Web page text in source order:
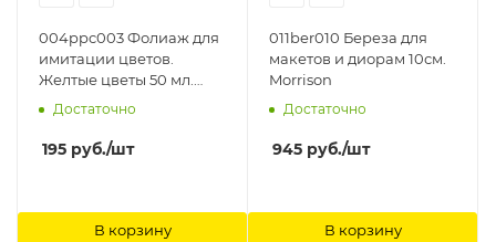
004ppc003 Фолиаж для
имитации цветов.
Желтые цветы 50 мл.
Morrison
Достаточно
195 руб./шт
В корзину
011ber010 Береза для
макетов и диорам 10см.
Morrison
Достаточно
945 руб./шт
В корзину